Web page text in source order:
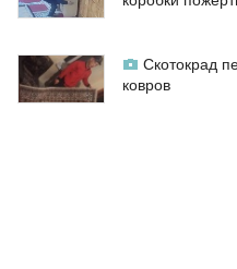
Скотокрад
ковров